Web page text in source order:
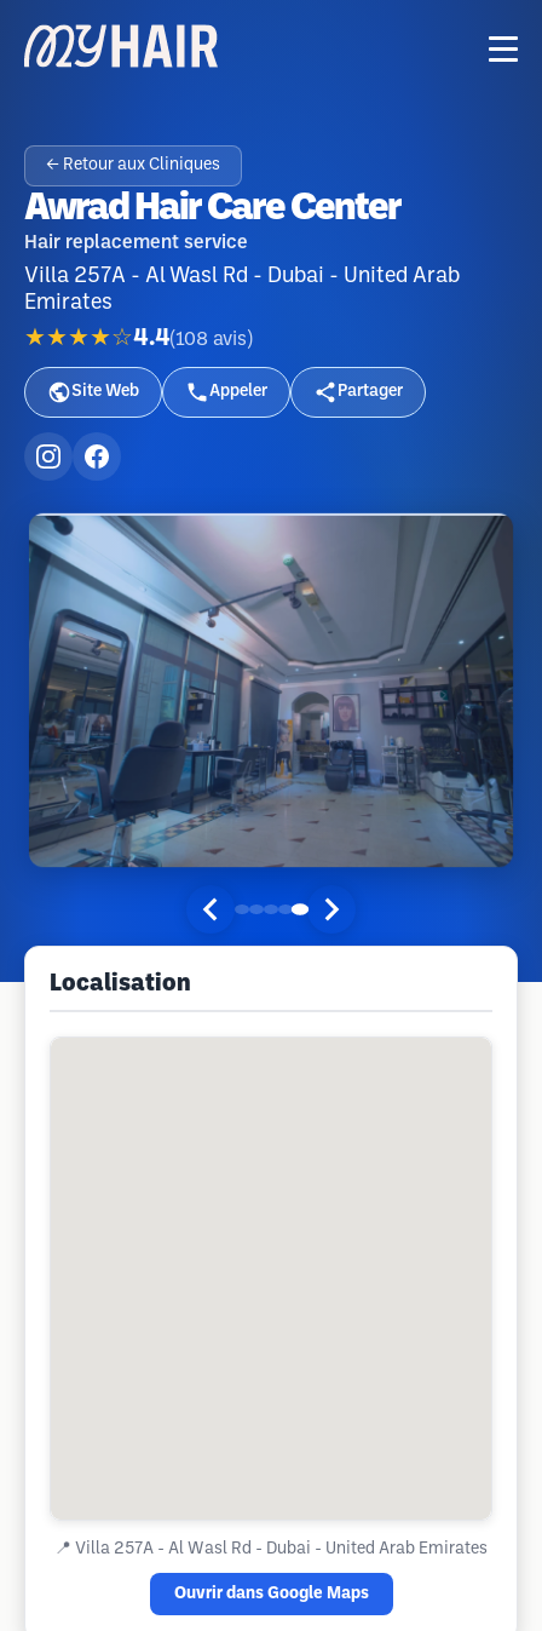
← Retour aux Cliniques
Awrad Hair Care Center
Hair replacement service
Villa 257A - Al Wasl Rd - Dubai - United Arab
Emirates
★★★★☆4.4(108 avis )
Site Web Appeler Partager
Localisation
📍 Villa 257A - Al Wasl Rd - Dubai - United Arab Emirates
Ouvrir dans Google Maps